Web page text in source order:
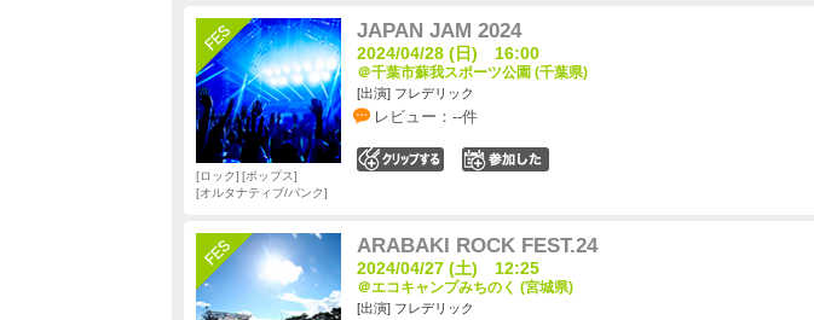
JAPAN JAM 2024
2024/04/28 (日) 16:00
＠千葉市蘇我スポーツ公園 (千葉県)
[出演] フレデリック
レビュー：--件
ロック
ポップス
オルタナティブ/パンク
ARABAKI ROCK FEST.24
2024/04/27 (土) 12:25
＠エコキャンプみちのく (宮城県)
[出演] フレデリック